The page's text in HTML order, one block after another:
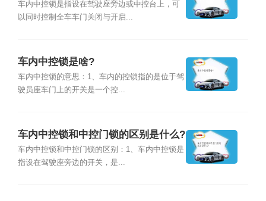
车内中控锁是指设在驾驶座旁边或中控台上，可
以同时控制全车车门关闭与开启...
车内中控锁是啥?
车内中控锁的意思：1、车内的控锁指的是位于驾
驶员座车门上的开关是一个控...
车内中控锁和中控门锁的区别是什么?
车内中控锁和中控门锁的区别：1、车内中控锁是
指设在驾驶座旁边的开关，是...